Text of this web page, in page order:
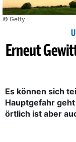
© Getty
Erneut
Es können sich
Hauptgefahr
örtlich ist aber